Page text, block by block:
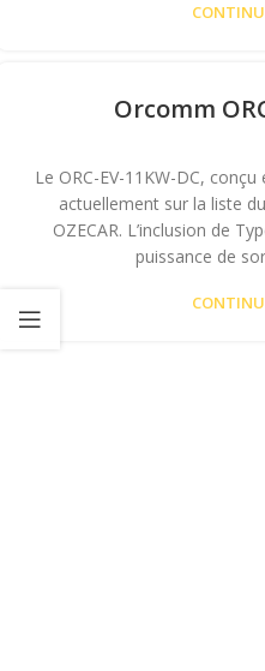
Orcomm
Le ORC-EV-11KW-DC,
actuellement sur la liste
OZECAR. L’inclusion de
puissance de